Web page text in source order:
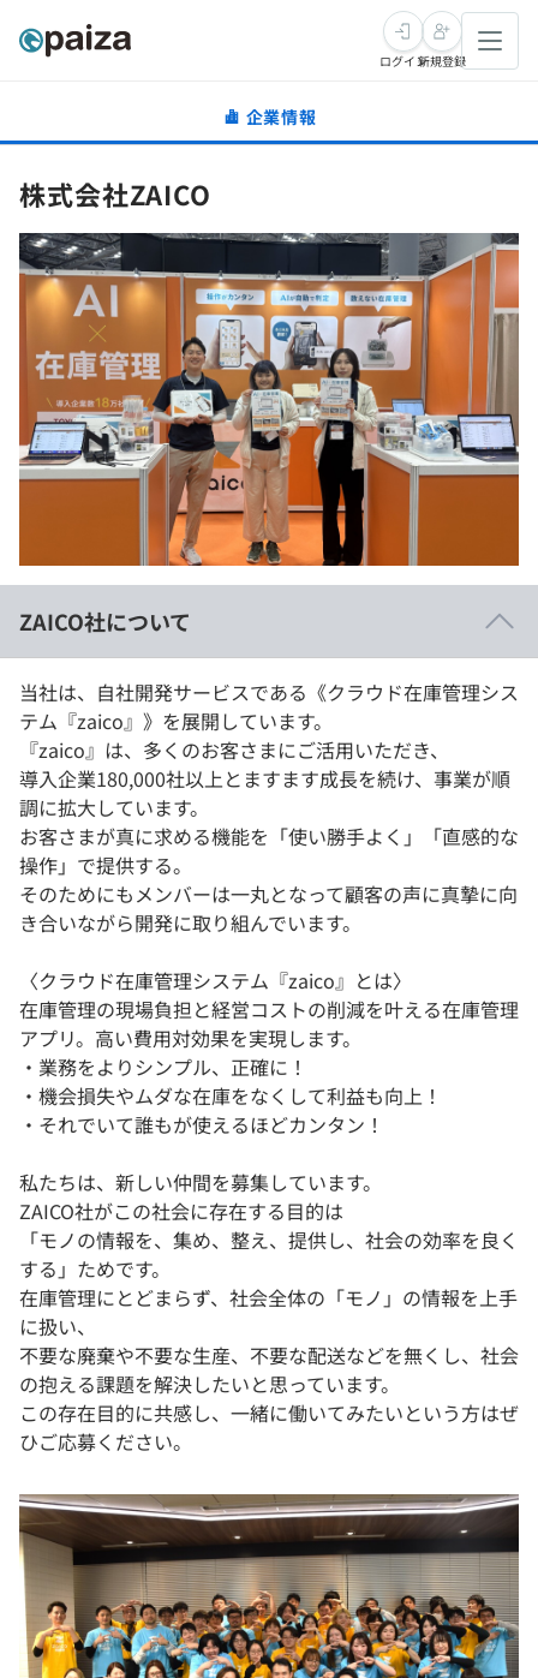
求人検索
インタビュー
転職成功ガイド
転職エージェント
未経験転職
求人検索
インタビュー
転職成功ガイド
新卒就活
求人検索
本選考
インターン
インタビュー
学習
講座一覧
問題集
4択課題
プラン
個人向けプラン
法人向けプラン
学校向けプラン
契約内容・クーポン
スキルチェック
プログラミング言語
SQL
再チャレンジ結果一覧
ゲーム・マンガ
メディア
paiza times
ログイン新規登録
企業情報
株式会社ZAICO
ZAICO社について
当社は、自社開発サービスである《クラウド在庫管理シス
テム『zaico』》を展開しています。
『zaico』は、多くのお客さまにご活用いただき、
導入企業180,000社以上とますます成長を続け、事業が順
調に拡大しています。
お客さまが真に求める機能を「使い勝手よく」「直感的な
操作」で提供する。
そのためにもメンバーは一丸となって顧客の声に真摯に向
き合いながら開発に取り組んでいます。
〈クラウド在庫管理システム『zaico』とは〉
在庫管理の現場負担と経営コストの削減を叶える在庫管理
アプリ。高い費用対効果を実現します。
・業務をよりシンプル、正確に！
・機会損失やムダな在庫をなくして利益も向上！
・それでいて誰もが使えるほどカンタン！
私たちは、新しい仲間を募集しています。
ZAICO社がこの社会に存在する目的は
「モノの情報を、集め、整え、提供し、社会の効率を良く
する」ためです。
在庫管理にとどまらず、社会全体の「モノ」の情報を上手
に扱い、
不要な廃棄や不要な生産、不要な配送などを無くし、社会
の抱える課題を解決したいと思っています。
この存在目的に共感し、一緒に働いてみたいという方はぜ
ひご応募ください。